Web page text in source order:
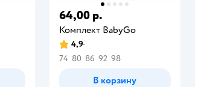
64,00 р.
Комплект BabyGо
4,9
74 80 86 92 98
В корзину